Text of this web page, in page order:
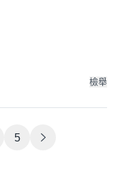
檢舉
5